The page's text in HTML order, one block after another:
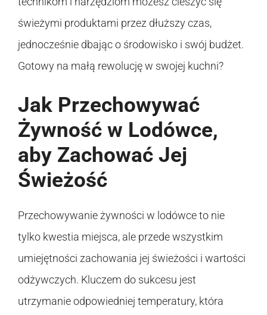
świeżymi produktami przez dłuższy czas,
jednocześnie dbając o środowisko i swój budżet.
Gotowy na małą rewolucję w swojej kuchni?
Jak Przechowywać
Żywność w Lodówce,
aby Zachować Jej
Świeżość
Przechowywanie żywności w lodówce to nie
tylko kwestia miejsca, ale przede wszystkim
umiejętności zachowania jej świeżości i wartości
odżywczych. Kluczem do sukcesu jest
utrzymanie odpowiedniej temperatury, która